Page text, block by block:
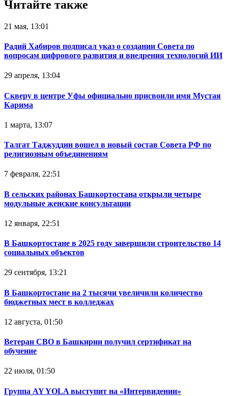
Читайте также
21 мая, 13:01
Радий Хабиров подписал указ о создании Совета по
вопросам цифрового развития и внедрения технологий ИИ
29 апреля, 13:04
Скверу в центре Уфы официально присвоили имя Мустая
Карима
1 марта, 13:07
Талгат Таджуддин вошел в новый состав Совета РФ по
религиозным объединениям
7 февраля, 22:51
В сельских районах Башкортостана открыли четыре
модульные женские консультации
12 января, 22:51
В Башкортостане в 2025 году завершили строительство 14
социальных объектов
29 сентября, 13:21
В Башкортостане на 2 тысячи увеличили количество
бюджетных мест в колледжах
12 августа, 01:50
Ветеран СВО в Башкирии получил сертификат на
обучение
22 июля, 01:50
Группа AY YOLA выступит на «Интервидении»